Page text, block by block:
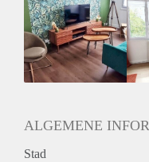
Gedeelde Douche: Nee
Gedeelde woonkamer:
Huisgenoten: Nee
Geslacht huisgenoten:
ALGEMENE
Stad